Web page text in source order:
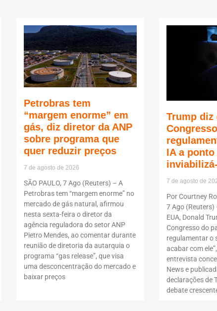
Petrobras tem
“margem enorme” em
gás, diz diretor da ANP
sobre programa que
quer reduzir preços
7 de agosto de 2026
SÃO PAULO, 7 Ago (Reuters) – A
Petrobras tem “margem enorme” no
mercado de gás natural, afirmou
nesta sexta-feira o diretor da
agência reguladora do setor ANP
Pietro Mendes, ao comentar durante
reunião de diretoria da autarquia o
programa “gas release”, que visa
uma desconcentração do mercado e
baixar preços
Trump diz
IA a ponto
7 de agosto de
Por Courtney
7 Ago (Reuters)
EUA, Donald
Congresso do
regulamentar o
acabar com
entrevista
News e
declarações de
debate